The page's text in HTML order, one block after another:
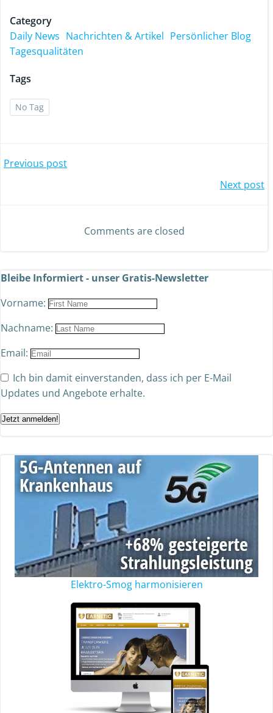
Category
Daily News Nachrichten & Artikel Persönlicher Blog
Tagesqualitäten
Tags
No Tag
Previous post
Next post
Comments are closed
Bleibe Informiert - unser Gratis-Newsletter
Vorname:
Nachname:
Email:
Ich bin damit einverstanden, dass ich per E-Mail
Updates und Angebote erhalte.
Jetzt anmelden!
Elektro-Smog harmonisieren